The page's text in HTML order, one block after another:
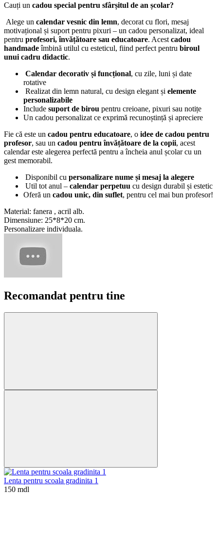
Cauți un cadou special pentru sfârșitul de an școlar?
Alege un calendar vesnic din lemn, decorat cu flori, mesaj
motivațional și suport pentru pixuri – un cadou personalizat, ideal
pentru profesori, învățătoare sau educatoare. Acest cadou
handmadeîmbină utilul cu esteticul, fiind perfect pentru biroul
unui cadru didactic.
Calendar decorativ și funcțional, cu zile, luni și date
rotative
Realizat din lemn natural, cu design elegant și elemente
personalizabile
Include suport de birou pentru creioane, pixuri sau notițe
Un cadou personalizat ce exprimă recunoștință și apreciere
Fie că este un cadou pentru educatoare, o idee de cadou pentru
profesor, sau un cadou pentru învățătoare de la copii, acest
calendar este alegerea perfectă pentru a încheia anul școlar cu un
gest memorabil.
Disponibil cu personalizare nume și mesaj la alegere
Util tot anul – calendar perpetuu cu design durabil și estetic
Oferă un cadou unic, din suflet, pentru cel mai bun profesor!
Material: fanera , acril alb.
Dimensiune: 25*8*20 cm.
Personalizare individuala.
Recomandat pentru tine
Lenta pentru scoala gradinita 1
150 mdl